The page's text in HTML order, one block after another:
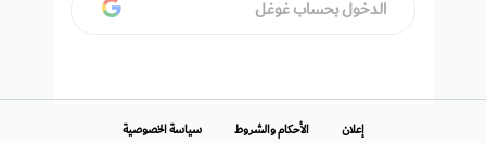
الدخول بحساب غوغل
إعلان الأحكام والشروط سياسة الخصوصية